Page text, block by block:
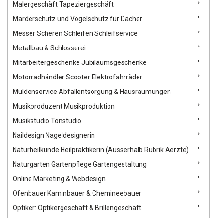
Malergeschäft Tapeziergeschäft
Marderschutz und Vogelschutz für Dächer
Messer Scheren Schleifen Schleifservice
Metallbau & Schlosserei
Mitarbeitergeschenke Jubiläumsgeschenke
Motorradhändler Scooter Elektrofahrräder
Muldenservice Abfallentsorgung & Hausräumungen
Musikproduzent Musikproduktion
Musikstudio Tonstudio
Naildesign Nageldesignerin
Naturheilkunde Heilpraktikerin (Ausserhalb Rubrik Aerzte)
Naturgarten Gartenpflege Gartengestaltung
Online Marketing & Webdesign
Ofenbauer Kaminbauer & Chemineebauer
Optiker: Optikergeschäft & Brillengeschäft